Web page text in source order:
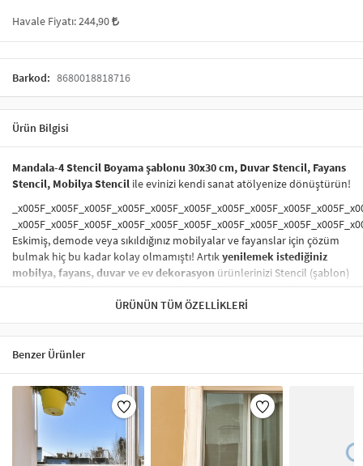
Havale Fiyatı:244,90
Barkod: 8680018818716
Ürün Bilgisi
Mandala-4 Stencil Boyama şablonu 30x30 cm, Duvar Stencil, Fayans
Stencil, Mobilya Stencil ile evinizi kendi sanat atölyenize dönüştürün!
Eskimiş, demode veya sıkıldığınız mobilyalar ve fayanslar için çözüm
bulmak hiç bu kadar kolay olmamıştı! Artıkyenilemek istediğiniz
mobilya, fayans, duvar ve ev dekorasyon ürünlerinizi Stencil (şablon)
boyama tekniğiyle hızla yenileyebilirsiniz. Eşyalarınızı yenilemek ve
modern bir hava katmakhiç de pahalı ve zahmetli olmak
zorunda değil! Stencil şablonları, dilediğiniz her yüzeye pratik bir
şekildedesen uygulamanızısağlar ve mobilyalarınızın, duvarlarınızın,
kumaşlarınızın görünümünü anında değiştirebilir.
Çocuğunuzun dolabına, mutfak fayanslarına,
duvarlarave hatta
kumaşlara bile bant yardımıyla sabitleyip, istediğiniz renklerle
boyama yapabilirsiniz. Evinizi,
kişisel zevkinizle özelleştirebilir
boyama seti ile yaratıcı projeler gerçekleştirebilirsiniz.
ÜRÜNÜN TÜM ÖZELLIKLERI
Benzer Ürünler